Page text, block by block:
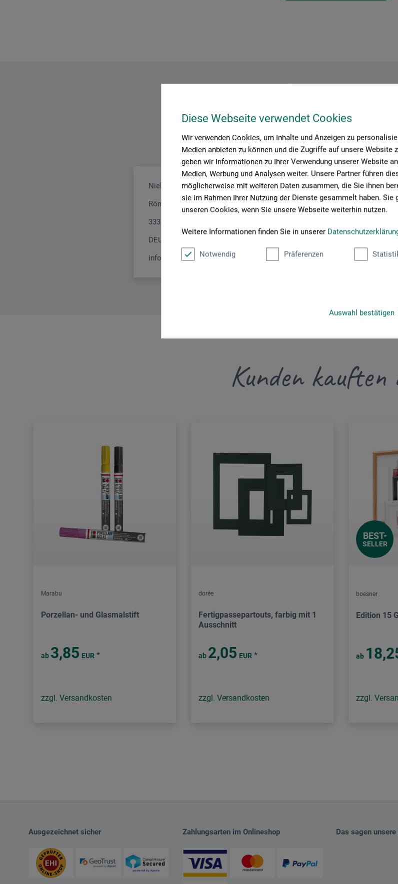
Diese Webseite verwendet Cookies
Wir verwenden Cookies, um Inhalte und Anzeigen zu
Medien anbieten zu können und die Zugriffe auf unsere Website
geben wir Informationen zu Ihrer Verwendung unserer Website
Medien, Werbung und Analysen weiter. Unsere Partner führen
möglicherweise mit weiteren Daten zusammen, die Sie ihnen
sie im Rahmen Ihrer Nutzung der Dienste gesammelt haben. Sie
unseren Cookies, wenn Sie unsere Webseite weiterhin nutzen.
Weitere Informationen finden Sie in unserer
Notwendig Präferenzen
Auswahl bestätigen
Hersteller-
Hier finden Sie die Kontaktdaten des Herstellers zu
Nielsen Design GmbH
Röntgenstr. 8 - 12
33378 Rheda-Wiedenbrück
DEUTSCHLAND
info@nielsen-design.de
Kunden kauften
Marabu
Porzellan- und Glasmalstift
ab 3,85 EUR *
zzgl. Versandkosten
dorée
Fertigpassepartouts, farbig mit 1
Ausschnitt
ab 2,05 EUR *
zzgl. Versandkosten
BEST-
SELLER
boesner
Edition 15
ab
zzgl.
Ausgezeichnet sicher Zahlungsarten im Onlineshop Das sagen unsere